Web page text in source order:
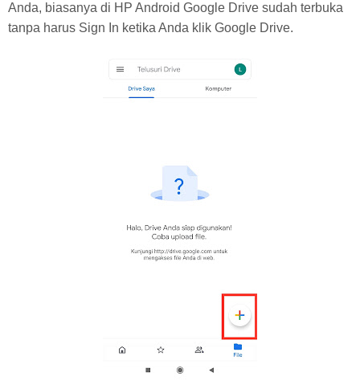
Anda, biasanya di HP Android Google Drive sudah terbuka
tanpa harus Sign In ketika Anda klik Google Drive.